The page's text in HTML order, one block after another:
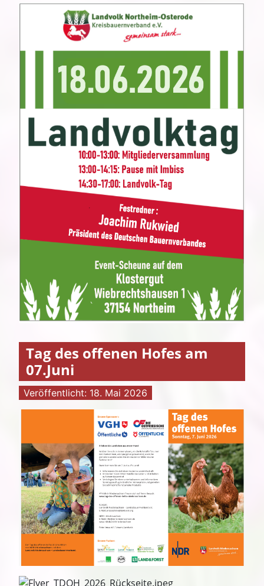
Tag des offenen Hofes am
07.Juni
Veröffentlicht: 18. Mai 2026